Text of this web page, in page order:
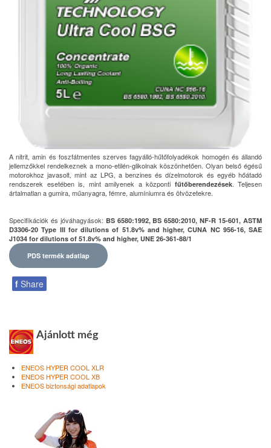
A nitrit, amin és foszfátmentes szerves fagyálló-hűtőfolyadékok homogén és állandó
jellemzőkkel rendelkeznek a mono-etilén-glikolnak köszönhetően. Olyan belső égésű
motorokhoz javasolt, mint az LPG, a benzines és dízelmotorok és egyéb hőátadó
rendszerek esetében is, mint amilyenek a központi fűtőberendezések. Teljesen
ártalmatlan a gumira, műanyagra, fémre, alumíniumra és ötvözetekre.
Specifikációk és jóváhagyások: BS 6580:1992, BS 6580:2010, NF-R 15-601, ASTM
D3306-20 Type III for dilutions of 51.8v% and higher, CUNA NC 956-16, SAE
J1034 for dilutions of 51.8v% and higher, UNE 26-361-88/1
PDS termék adatlap
f Share
Ajánlott még
ENEOS HYPER COOL XLR
ENEOS HYPER COOL XB
ENEOS biztonsági adatlapok